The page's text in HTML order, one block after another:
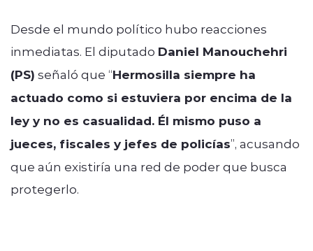
Desde el mundo político hubo reacciones
inmediatas. El diputado Daniel Manouchehri
(PS) señaló que “Hermosilla siempre ha
actuado como si estuviera por encima de la
ley y no es casualidad. Él mismo puso a
jueces, fiscales y jefes de policías”, acusando
que aún existiría una red de poder que busca
protegerlo.